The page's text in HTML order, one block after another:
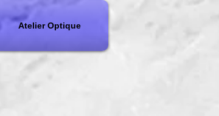
Atelier Optique